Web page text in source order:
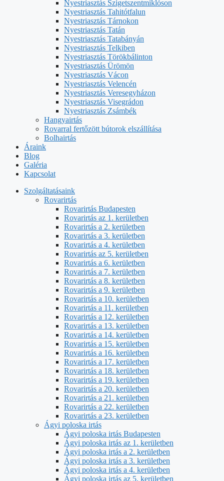
Nyestriasztás Szigetszentmiklóson
Nyestriasztás Tahitótfalun
Nyestriasztás Tárnokon
Nyestriasztás Tatán
Nyestriasztás Tatabányán
Nyestriasztás Telkiben
Nyestriasztás Törökbálinton
Nyestriasztás Ürömön
Nyestriasztás Vácon
Nyestriasztás Velencén
Nyestriasztás Veresegyházon
Nyestriasztás Visegrádon
Nyestriasztás Zsámbék
Hangyairtás
Rovarral fertőzött bútorok elszállítása
Bolhairtás
Áraink
Blog
Galéria
Kapcsolat
Szolgáltatásaink
Rovarirtás
Rovarirtás Budapesten
Rovarirtás az 1. kerületben
Rovarirtás a 2. kerületben
Rovarirtás a 3. kerületben
Rovarirtás a 4. kerületben
Rovarirtás az 5. kerületben
Rovarirtás a 6. kerületben
Rovarirtás a 7. kerületben
Rovarirtás a 8. kerületben
Rovarirtás a 9. kerületben
Rovarirtás a 10. kerületben
Rovarirtás a 11. kerületben
Rovarirtás a 12. kerületben
Rovarirtás a 13. kerületben
Rovarirtás a 14. kerületben
Rovarirtás a 15. kerületben
Rovarirtás a 16. kerületben
Rovarirtás a 17. kerületben
Rovarirtás a 18. kerületben
Rovarirtás a 19. kerületben
Rovarirtás a 20. kerületben
Rovarirtás a 21. kerületben
Rovarirtás a 22. kerületben
Rovarirtás a 23. kerületben
Ágyi poloska irtás
Ágyi poloska irtás Budapesten
Ágyi poloska irtás az 1. kerületben
Ágyi poloska irtás a 2. kerületben
Ágyi poloska irtás a 3. kerületben
Ágyi poloska irtás a 4. kerületben
Ágyi poloska irtás az 5. kerületben